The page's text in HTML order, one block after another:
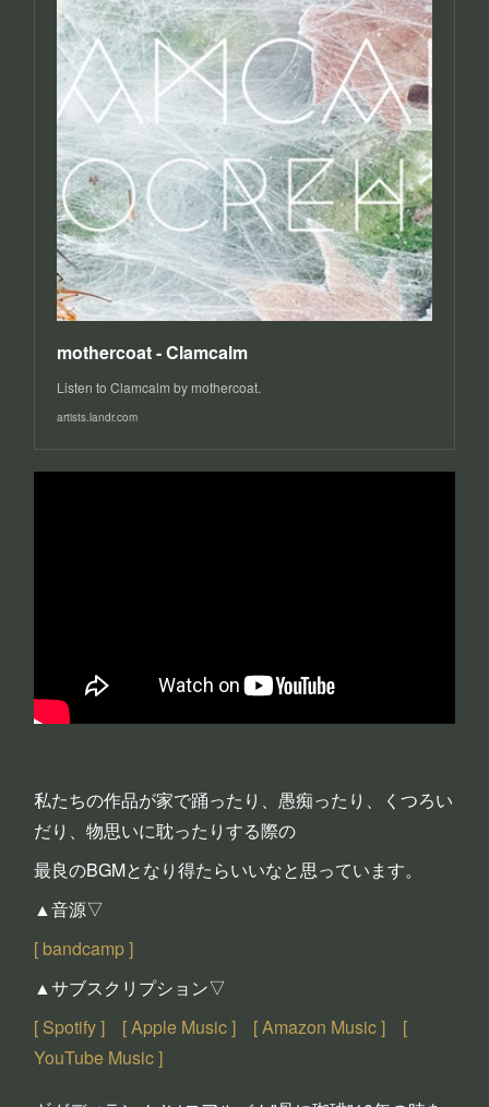
mothercoat - Clamcalm
Listen to Clamcalm by mothercoat.
artists.landr.com
私たちの作品が家で踊ったり、愚痴ったり、くつろい
だり、物思いに耽ったりする際の
最良のBGMとなり得たらいいなと思っています。
▲音源▽
[ bandcamp ]
▲サブスクリプション▽
[ Spotify ]
[ Apple Music ] [ Amazon Music ]
[
YouTube Music ]